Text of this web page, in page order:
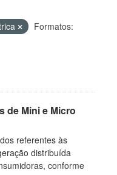
Formatos:
de Mini e Micro
referentes às
distribuída
conforme